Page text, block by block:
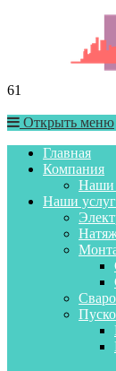
61
Открыть меню
Главная
Компания
Наши
Наши